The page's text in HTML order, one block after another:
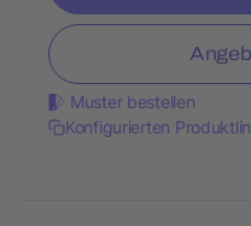
Muster bestellen
Konfigurierten